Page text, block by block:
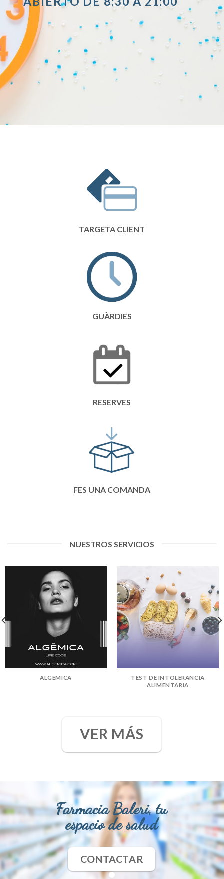
TARGETA CLIENT
GUÀRDIES
RESERVES
FES UNA COMANDA
NUESTROS SERVICIOS
ALGEMICA
TEST DE INTOLERANCIA
ALIMENTARIA
VER MÁS
Farmacia Baleri, tu
espacio de salud
CONTACTAR